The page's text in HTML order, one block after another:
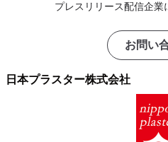
プレスリリース配信企業
お問い
日本プラスター株式会社